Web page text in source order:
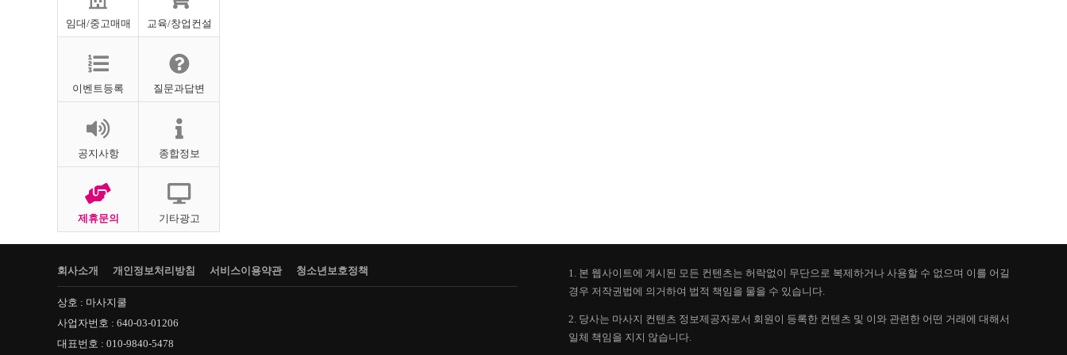
임대/중고매매 교육/창업컨설
이벤트등록 질문과답변
공지사항 종합정보
제휴문의 기타광고
회사소개 개인정보처리방침 서비스이용약관 청소년보호정책
상호 : 마사지쿨
사업자번호 : 640-03-01206
대표번호 : 010-9840-5478
1. 본 웹사이트에 게시된 모든 컨텐츠는 허락없이 무단으로 복제하거나 사용할 수 없으며 이를 어길
경우 저작권법에 의거하여 법적 책임을 물을 수 있습니다.
2. 당사는 마사지 컨텐츠 정보제공자로서 회원이 등록한 컨텐츠 및 이와 관련한 어떤 거래에 대해서
일체 책임을 지지 않습니다.